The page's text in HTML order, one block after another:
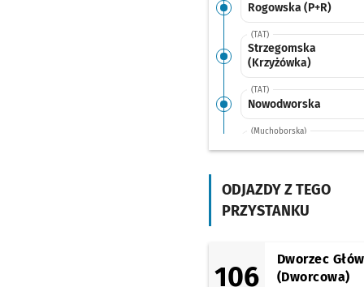
Rogowska (P+R)
(TAT)
Strzegomska
(Krzyżówka)
(TAT)
Nowodworska
(Muchoborska)
(Klecińska)
ODJAZDY Z TEGO
PRZYSTANKU
106
Dworzec
(Dworcowa)